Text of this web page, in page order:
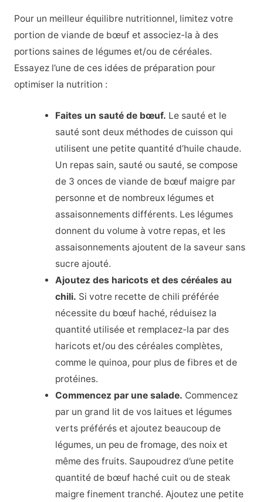
Pour un meilleur équilibre nutritionnel, limitez votre
portion de viande de bœuf et associez-la à des
portions saines de légumes et/ou de céréales.
Essayez l’une de ces idées de préparation pour
optimiser la nutrition :
Faites un sauté de bœuf. Le sauté et le
sauté sont deux méthodes de cuisson qui
utilisent une petite quantité d’huile chaude.
Un repas sain, sauté ou sauté, se compose
de 3 onces de viande de bœuf maigre par
personne et de nombreux légumes et
assaisonnements différents. Les légumes
donnent du volume à votre repas, et les
assaisonnements ajoutent de la saveur sans
sucre ajouté.
Ajoutez des haricots et des céréales au
chili. Si votre recette de chili préférée
nécessite du bœuf haché, réduisez la
quantité utilisée et remplacez-la par des
haricots et/ou des céréales complètes,
comme le quinoa, pour plus de fibres et de
protéines.
Commencez par une salade. Commencez
par un grand lit de vos laitues et légumes
verts préférés et ajoutez beaucoup de
légumes, un peu de fromage, des noix et
même des fruits. Saupoudrez d’une petite
quantité de bœuf haché cuit ou de steak
maigre finement tranché. Ajoutez une petite